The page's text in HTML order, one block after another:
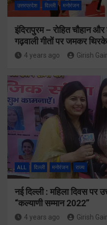
उत्तरप्रदेश दिल्ली मनोरंजन
इंदिरापुरम – रोहित चौहान
गढ़वाली गीतों पर जमकर
4 years ago Girish
ALL दिल्ली मनोरंजन राज्य
नई दिल्ली : महिला दिवस पर
“कल्याणी सम्मान 2022”
4 years ago Girish